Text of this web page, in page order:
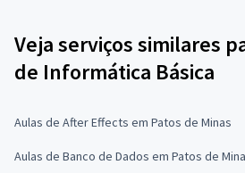
Veja serviços similares
de Informática Básica
Aulas de After Effects em Patos de Minas
Aulas de Banco de Dados em Patos de